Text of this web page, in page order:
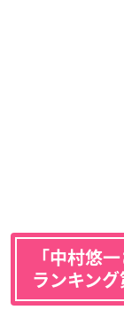
「中村悠
ランキン